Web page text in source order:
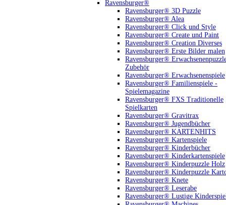
Ravensburger®
Ravensburger® 3D Puzzle
Ravensburger® Alea
Ravensburger® Click und Style
Ravensburger® Create und Paint
Ravensburger® Creation Diverses
Ravensburger® Erste Bilder malen
Ravensburger®
Zubehör
Ravensburger® Erwachsenenspiele
Ravensburger® Familienspiele -
Spielemagazine
Ravensburger® FXS Traditionelle
Spielkarten
Ravensburger® Gravitrax
Ravensburger® Jugendbücher
Ravensburger® KARTENHITS
Ravensburger® Kartenspiele
Ravensburger® Kinderbücher
Ravensburger® Kinderkartenspiele
Ravensburger® Kinderpuzzle Holz
Ravensburger® Kinderpuzzle
Ravensburger® Knete
Ravensburger® Leserabe
Ravensburger® Lustige